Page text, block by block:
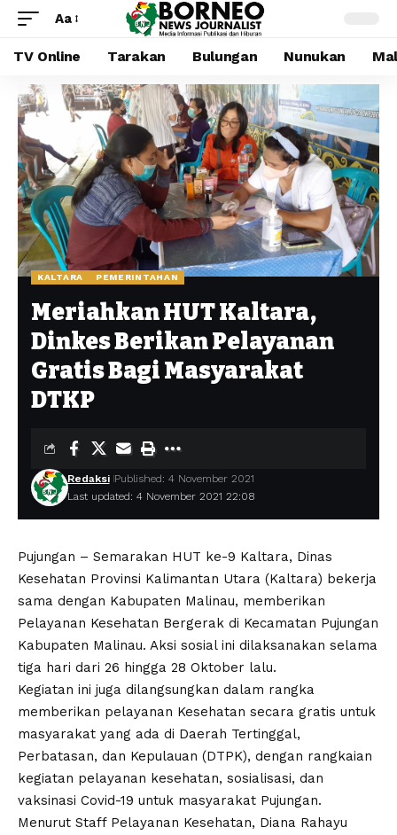
Aa
TV Online Tarakan Bulungan Nunukan
KALTARA PEMERINTAHAN
Meriahkan HUT Kaltara,
Dinkes Berikan Pelayanan
Gratis Bagi Masyarakat
DTKP
Last updated: 4 November 2021 22:08
Redaksi Published: 4 November 2021
Pujungan – Semarakan HUT ke-9 Kaltara, Dinas
Kesehatan Provinsi Kalimantan Utara (Kaltara) bekerja
sama dengan Kabupaten Malinau, memberikan
Pelayanan Kesehatan Bergerak di Kecamatan Pujungan
Kabupaten Malinau. Aksi sosial ini dilaksanakan selama
tiga hari dari 26 hingga 28 Oktober lalu.
Kegiatan ini juga dilangsungkan dalam rangka
memberikan pelayanan Kesehatan secara gratis untuk
masyarakat yang ada di Daerah Tertinggal,
Perbatasan, dan Kepulauan (DTPK), dengan rangkaian
kegiatan pelayanan kesehatan, sosialisasi, dan
vaksinasi Covid-19 untuk masyarakat Pujungan.
Menurut Staff Pelayanan Kesehatan, Diana Rahayu